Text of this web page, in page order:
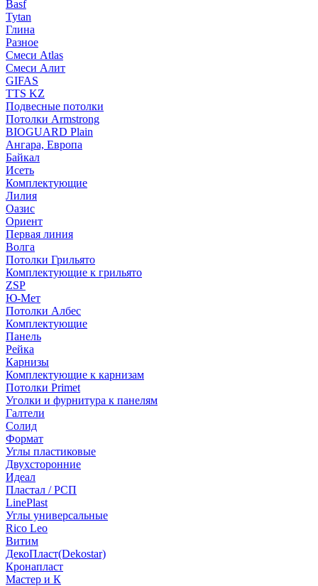
Basf
Tytan
Глина
Разное
Смеси Atlas
Смеси Алит
GIFAS
TTS KZ
Подвесные потолки
Потолки Armstrong
BIOGUARD Plain
Ангара, Европа
Байкал
Исеть
Комплектующие
Лилия
Оазис
Ориент
Первая линия
Волга
Потолки Грильято
Комплектующие к грильято
ZSP
Ю-Мет
Потолки Албес
Комплектующие
Панель
Рейка
Карнизы
Комплектующие к карнизам
Потолки Primet
Уголки и фурнитура к панелям
Галтели
Солид
Формат
Углы пластиковые
Двухсторонние
Идеал
Пластал / РСП
LinePlast
Углы универсальные
Rico Leo
Витим
ДекоПласт(Dekostar)
Кронапласт
Мастер и К